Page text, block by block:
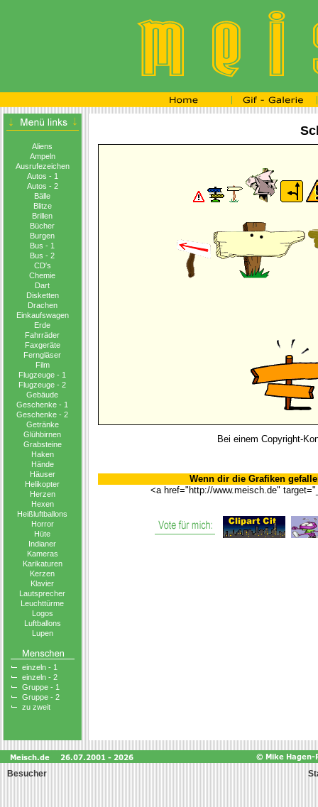
Aliens
Ampeln
Ausrufezeichen
Autos - 1
Autos - 2
Bälle
Blitze
Brillen
Bücher
Burgen
Bus - 1
Bus - 2
CD′s
Chemie
Dart
Disketten
Drachen
Einkaufswagen
Erde
Fahrräder
Faxgeräte
Ferngläser
Film
Flugzeuge - 1
Flugzeuge - 2
Gebäude
Geschenke - 1
Geschenke - 2
Getränke
Glühbirnen
Grabsteine
Haken
Hände
Häuser
Helikopter
Herzen
Hexen
Heißluftballons
Horror
Hüte
Indianer
Kameras
Karikaturen
Kerzen
Klavier
Lautsprecher
Leuchttürme
Logos
Luftballons
Lupen
einzeln - 1
einzeln - 2
Gruppe - 1
Gruppe - 2
zu zweit
Bei einem Copyright-
Wenn dir die Grafiken
<a href="http://www.meisch.de"
Besucher